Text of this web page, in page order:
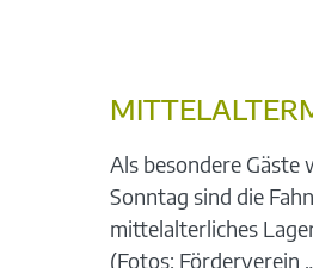
Als besondere
Sonntag sind die
mittelalterliches
(Fotos: Förderverein